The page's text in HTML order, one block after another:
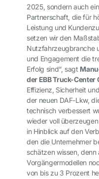
2025, sondern auch
Partnerschaft, die für
Leistung und
setzen wir den
Nutzfahrzeugbranche
und Engagement die
Erfolg sind“, sagt
der EBB Truck-Center
Effizienz, Sicherheit
der neuen DAF-Lkw,
technisch verbessert
wieder voll
in Hinblick auf den
den die Unternehmer
schätzen wissen,
Vorgängermodellen
von bis zu 3 Prozent